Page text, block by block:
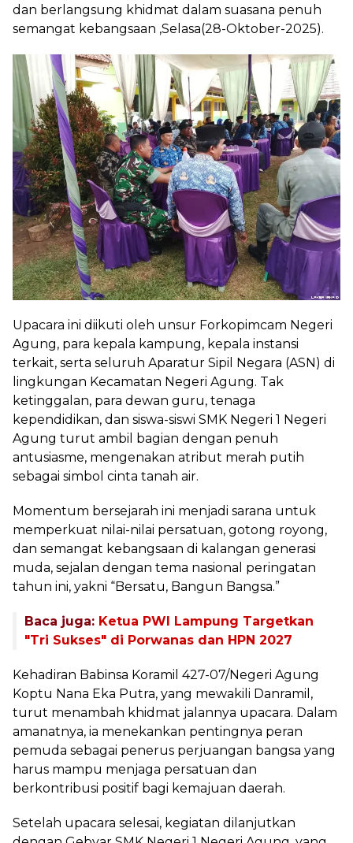
dan berlangsung khidmat dalam suasana penuh
semangat kebangsaan ,Selasa(28-Oktober-2025).
Upacara ini diikuti oleh unsur Forkopimcam Negeri
Agung, para kepala kampung, kepala instansi
terkait, serta seluruh Aparatur Sipil Negara (ASN) di
lingkungan Kecamatan Negeri Agung. Tak
ketinggalan, para dewan guru, tenaga
kependidikan, dan siswa-siswi SMK Negeri 1 Negeri
Agung turut ambil bagian dengan penuh
antusiasme, mengenakan atribut merah putih
sebagai simbol cinta tanah air.
Momentum bersejarah ini menjadi sarana untuk
memperkuat nilai-nilai persatuan, gotong royong,
dan semangat kebangsaan di kalangan generasi
muda, sejalan dengan tema nasional peringatan
tahun ini, yakni “Bersatu, Bangun Bangsa.”
Baca juga: Ketua PWI Lampung Targetkan
"Tri Sukses" di Porwanas dan HPN 2027
Kehadiran Babinsa Koramil 427-07/Negeri Agung
Koptu Nana Eka Putra, yang mewakili Danramil,
turut menambah khidmat jalannya upacara. Dalam
amanatnya, ia menekankan pentingnya peran
pemuda sebagai penerus perjuangan bangsa yang
harus mampu menjaga persatuan dan
berkontribusi positif bagi kemajuan daerah.
Setelah upacara selesai, kegiatan dilanjutkan